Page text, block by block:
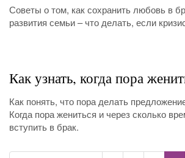
Советы о том, как сохранить любовь в
развития семьи – что делать, если
Как узнать, когда пора
Как понять, что пора делать
Когда пора жениться и через сколько
вступить в брак.